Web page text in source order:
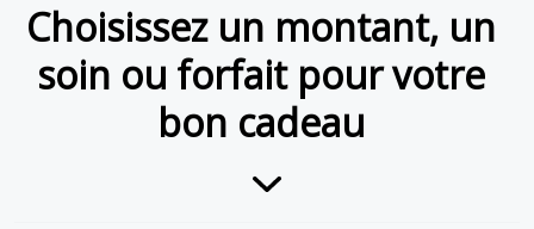
Choisissez un montant, un
soin ou forfait pour votre
bon cadeau